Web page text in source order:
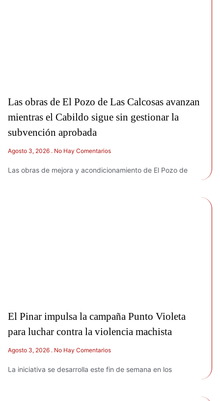
Las obras de El Pozo de Las Calcosas avanzan
mientras el Cabildo sigue sin gestionar la
subvención aprobada
Agosto 3, 2026 No Hay Comentarios
Las obras de mejora y acondicionamiento de El Pozo de
El Pinar impulsa la campaña Punto Violeta
para luchar contra la violencia machista
Agosto 3, 2026 No Hay Comentarios
La iniciativa se desarrolla este fin de semana en los